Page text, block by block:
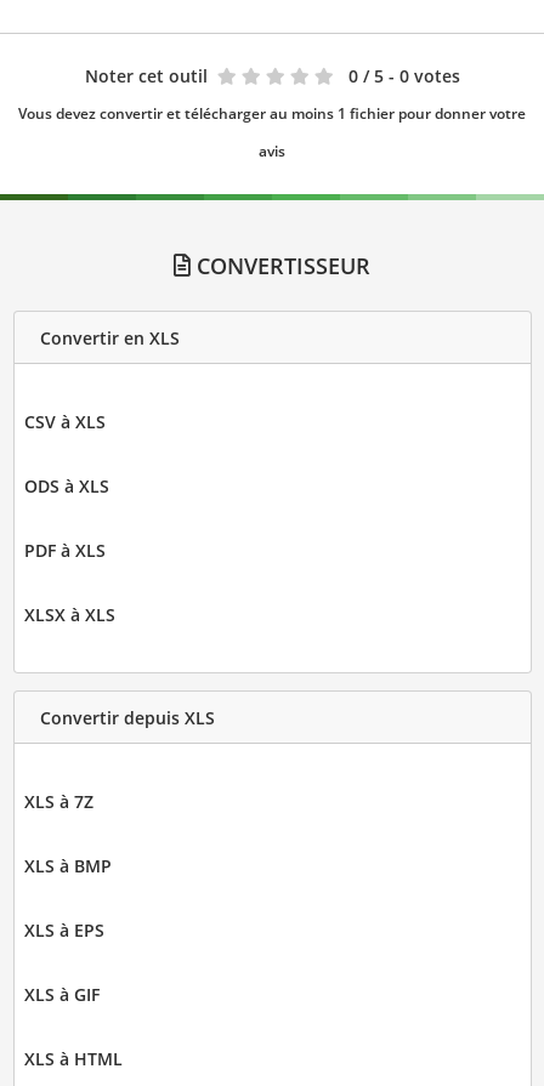
Noter cet outil 0 / 5 - 0 votes
Vous devez convertir et télécharger au moins 1 fichier pour donner votre
avis
CONVERTISSEUR
Convertir en XLS
CSV à XLS
ODS à XLS
PDF à XLS
XLSX à XLS
Convertir depuis XLS
XLS à 7Z
XLS à BMP
XLS à EPS
XLS à GIF
XLS à HTML